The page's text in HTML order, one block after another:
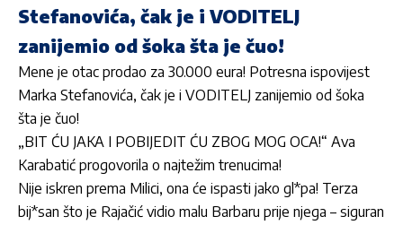
Stefanovića, čak je i VODITELJ
zanijemio od šoka šta je čuo!
Mene je otac prodao za 30.000 eura! Potresna ispovijest
Marka Stefanovića, čak je i VODITELJ zanijemio od šoka
šta je čuo!
„BIT ĆU JAKA I POBIJEDIT ĆU ZBOG MOG OCA!“ Ava
Karabatić progovorila o najtežim trenucima!
Nije iskren prema Milici, ona će ispasti jako gl*pa! Terza
bij*san što je Rajačić vidio malu Barbaru prije njega – siguran